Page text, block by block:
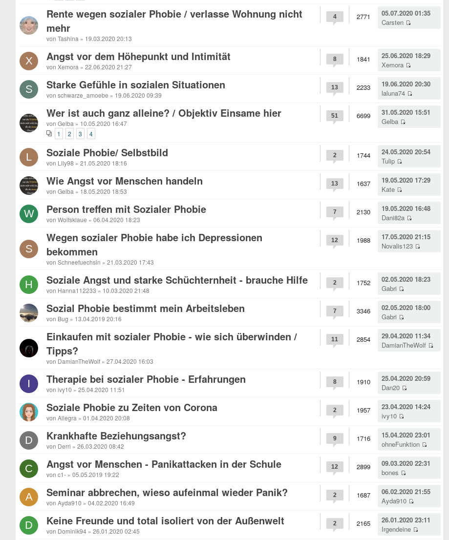
Rente wegen sozialer Phobie / verlasse Wohnung nicht
mehr
von Tashina » 19.03.2020 20:13
05.07.2020 01:35
Carsten
2771
4
X Angst vor dem Höhepunkt und Intimität
von Xemora » 22.06.2020 21:27
25.06.2020 18:29
Xemora
1841
8
S Starke Gefühle in sozialen Situationen
von schwarze_amoebe » 19.06.2020 09:39
19.06.2020 20:30
laluna74
2233
13
Wer ist auch ganz alleine? / Objektiv Einsame hier
von Gelba » 10.05.2020 16:47
1
2 3 4
31.05.2020 15:51
Gelba
6699
51
L Soziale Phobie/ Selbstbild
von Lily98 » 21.05.2020 18:16
24.05.2020 20:54
Tulip
1744
2
Wie Angst vor Menschen handeln
von Gelba » 18.05.2020 18:53
19.05.2020 17:29
Kate
1637
13
W Person treffen mit Sozialer Phobie
von Wolfsklaue » 06.04.2020 18:23
19.05.2020 16:48
Dani82a
2130
7
S
Wegen sozialer Phobie habe ich Depressionen
bekommen
von Schneefuechsin » 21.03.2020 17:43
17.05.2020 21:15
Novalis123
1988
12
H Soziale Angst und starke Schüchternheit - brauche Hilfe
von Hanna112233 » 10.03.2020 21:48
02.05.2020 18:23
Gabri
1752
2
Sozial Phobie bestimmt mein Arbeitsleben
von Bug » 13.04.2019 20:16
02.05.2020 18:00
Gabri
3346
7
Einkaufen mit sozialer Phobie - wie sich überwinden /
Tipps?
von DamianTheWolf » 27.04.2020 16:03
29.04.2020 11:34
DamianTheWolf
2854
11
I Therapie bei sozialer Phobie - Erfahrungen
von ivy10 » 25.04.2020 11:51
25.04.2020 20:59
Dan20
1910
8
Soziale Phobie zu Zeiten von Corona
von Allegra » 01.04.2020 20:08
23.04.2020 14:24
ivy10
1957
2
D Krankhafte Beziehungsangst?
von Derri » 26.03.2020 08:42
15.04.2020 23:01
ohneFunktion
1716
9
C Angst vor Menschen - Panikattacken in der Schule
von c1- » 05.05.2019 19:22
09.03.2020 22:31
bones
2899
12
A Seminar abbrechen, wieso aufeinmal wieder Panik?
von Ayda910 » 04.02.2020 16:49
06.02.2020 21:55
Ayda910
1687
2
D Keine Freunde und total isoliert von der Außenwelt
von Dominik94 » 26.01.2020 02:45
26.01.2020 23:11
Irgendeine
2165
2